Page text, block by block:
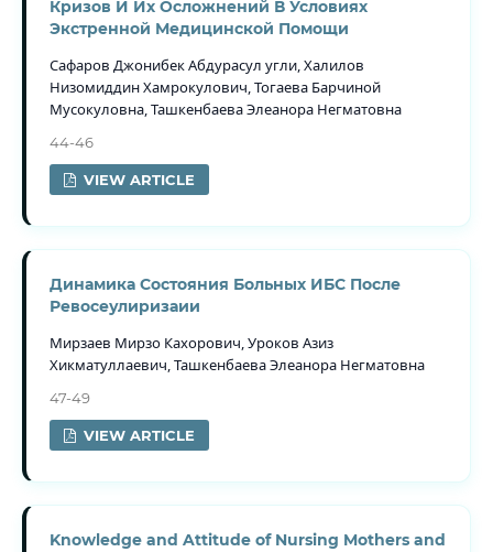
Кризов И Их Осложнений В Условиях
Экстренной Медицинской Помощи
Сафаров Джонибек Абдурасул угли, Халилов
Низомиддин Хамрокулович, Тогаева Барчиной
Мусокуловна, Ташкенбаева Элеанора Негматовна
44-46
VIEW ARTICLE
Динамика Состояния Больных ИБС После
Ревосеулиризаии
Мирзаев Мирзо Кахорович, Уроков Азиз
Хикматуллаевич, Ташкенбаева Элеанора Негматовна
47-49
VIEW ARTICLE
Knowledge and Attitude of Nursing Mothers and